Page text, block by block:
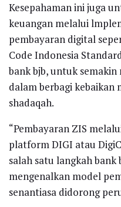
Kesepahaman ini juga
keuangan melalui
pembayaran digital
Code Indonesia
bank bjb, untuk
dalam berbagi kebaikan
shadaqah.
“Pembayaran ZIS
platform DIGI atau
salah satu langkah
mengenalkan model
senantiasa didorong